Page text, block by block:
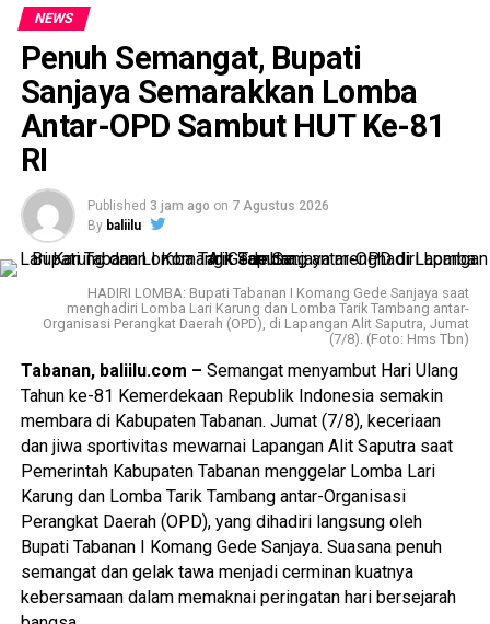
dan Kesejahteraan Rakyat Sekretariat Daerah Provinsi Bali,
pimpinan partai politik tingkat Provinsi Bali, serta Ketua
dan Anggota KPU Kabupaten/Kota yang membidangi Divisi
Teknis Penyelenggaraan se-Bali.
Anggota KPU Provinsi Bali Divisi Teknis Penyelenggaraan,
Luh Putu Sri Widyastini, memandu jalannya bimbingan
teknis.
Dalam pemaparannya, Idham Holik menyampaikan
sejumlah arahan terkait tata kelola kepemiluan dan
kepartaian, termasuk pentingnya pemutakhiran data partai
politik secara berkelanjutan melalui Sistem Informasi
Partai Politik (Sipol).
Partai politik didorong untuk secara proaktif melakukan
pemutakhiran data dan tidak menganggap data
keanggotaan bersifat tetap. KPU Kabupaten/Kota juga
diharapkan terus membangun komunikasi dengan partai
politik agar data kepengurusan dan keanggotaan yang
tercatat dalam Sipol tetap akurat dan mutakhir.
Dalam konteks PAW Anggota DPRD, bimbingan teknis
menekankan pentingnya ketelitian dalam pemeriksaan
dokumen, pemenuhan persyaratan calon pengganti sesuai
NEWS
Penuh Semangat, Bupati
Sanjaya Semarakkan Lomba
Antar-OPD Sambut HUT Ke-81
RI
Published 3 jam ago on 7 Agustus 2026
By baliilu
HADIRI LOMBA: Bupati Tabanan I Komang Gede Sanjaya saat
menghadiri Lomba Lari Karung dan Lomba Tarik Tambang antar-
Organisasi Perangkat Daerah (OPD), di Lapangan Alit Saputra, Jumat
(7/8). (Foto: Hms Tbn)
Tabanan, baliilu.com – Semangat menyambut Hari Ulang
Tahun ke-81 Kemerdekaan Republik Indonesia semakin
membara di Kabupaten Tabanan. Jumat (7/8), keceriaan
dan jiwa sportivitas mewarnai Lapangan Alit Saputra saat
Pemerintah Kabupaten Tabanan menggelar Lomba Lari
Karung dan Lomba Tarik Tambang antar-Organisasi
Perangkat Daerah (OPD), yang dihadiri langsung oleh
Bupati Tabanan I Komang Gede Sanjaya. Suasana penuh
semangat dan gelak tawa menjadi cerminan kuatnya
kebersamaan dalam memaknai peringatan hari bersejarah